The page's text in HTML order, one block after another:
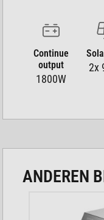
gangbare
Je beheert
handige app.
De SolarFlow
Continue
output
1800W
2x
ANDEREN